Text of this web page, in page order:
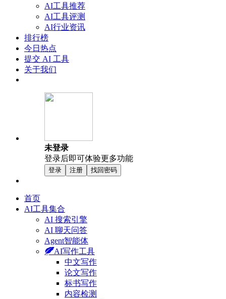
AI工具推荐
AI工具评测
AI行业资讯
排行榜
今日热点
提交 AI 工具
关于我们
未登录
登录后即可体验更多功能
登录 注册 找回密码
首页
AI工具集合
AI 搜索引擎
AI 聊天问答
Agent智能体
AI写作工具
中文写作
论文写作
标书写作
内容检测